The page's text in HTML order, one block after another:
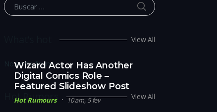
Buscar por:
BUSCAR
View All
No posts found.
Hot Rumors View All
Wizard Actor Has Another
Digital Comics Role –
Featured Slideshow Post
Hot Rumours 10 am, 5 fev